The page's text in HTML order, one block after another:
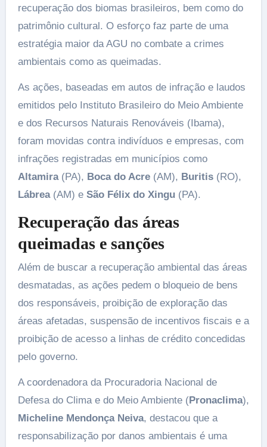
recuperação dos biomas brasileiros, bem como do
patrimônio cultural. O esforço faz parte de uma
estratégia maior da AGU no combate a crimes
ambientais como as queimadas.
As ações, baseadas em autos de infração e laudos
emitidos pelo Instituto Brasileiro do Meio Ambiente
e dos Recursos Naturais Renováveis (Ibama),
foram movidas contra indivíduos e empresas, com
infrações registradas em municípios como
Altamira(PA), Boca do Acre(AM), Buritis(RO),
Lábrea(AM) e São Félix do Xingu(PA).
Recuperação das áreas
queimadas e sanções
Além de buscar a recuperação ambiental das áreas
desmatadas, as ações pedem o bloqueio de bens
dos responsáveis, proibição de exploração das
áreas afetadas, suspensão de incentivos fiscais e a
proibição de acesso a linhas de crédito concedidas
pelo governo.
A coordenadora da Procuradoria Nacional de
Defesa do Clima e do Meio Ambiente (Pronaclima),
Micheline Mendonça Neiva, destacou que a
responsabilização por danos ambientais é uma